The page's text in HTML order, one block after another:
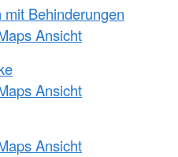
Behinderungen
Ansicht
Ansicht
Ansicht